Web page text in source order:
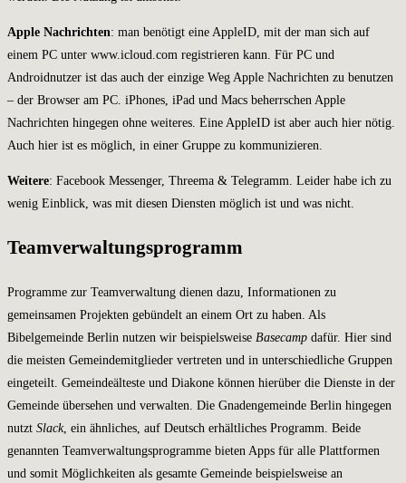
Apple Nachrichten: man benötigt eine AppleID, mit der man sich auf
einem PC unter www.icloud.com registrieren kann. Für PC und
Androidnutzer ist das auch der einzige Weg Apple Nachrichten zu benutzen
– der Browser am PC. iPhones, iPad und Macs beherrschen Apple
Nachrichten hingegen ohne weiteres. Eine AppleID ist aber auch hier nötig.
Auch hier ist es möglich, in einer Gruppe zu kommunizieren.
Weitere: Facebook Messenger, Threema & Telegramm. Leider habe ich zu
wenig Einblick, was mit diesen Diensten möglich ist und was nicht.
Teamverwaltungsprogramm
Programme zur Teamverwaltung dienen dazu, Informationen zu
gemeinsamen Projekten gebündelt an einem Ort zu haben. Als
Bibelgemeinde Berlin nutzen wir beispielsweise Basecamp dafür. Hier sind
die meisten Gemeindemitglieder vertreten und in unterschiedliche Gruppen
eingeteilt. Gemeindeälteste und Diakone können hierüber die Dienste in der
Gemeinde übersehen und verwalten. Die Gnadengemeinde Berlin hingegen
nutzt Slack, ein ähnliches, auf Deutsch erhältliches Programm. Beide
genannten Teamverwaltungsprogramme bieten Apps für alle Plattformen
und somit Möglichkeiten als gesamte Gemeinde beispielsweise an